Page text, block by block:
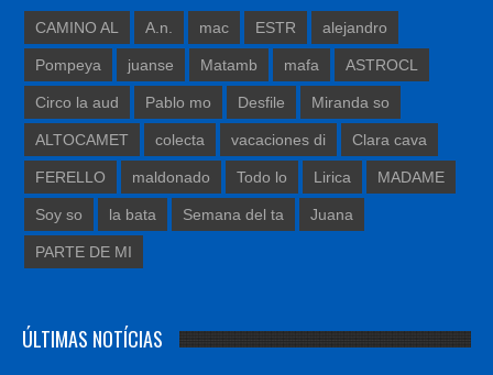
CAMINO AL A.n. mac ESTR alejandro
Pompeya juanse Matamb mafa ASTROCL
Circo la aud Pablo mo Desfile Miranda so
ALTOCAMET colecta vacaciones di Clara cava
FERELLO maldonado Todo lo Lirica MADAME
Soy so la bata Semana del ta Juana
PARTE DE MI
ÚLTIMAS NOTÍCIAS